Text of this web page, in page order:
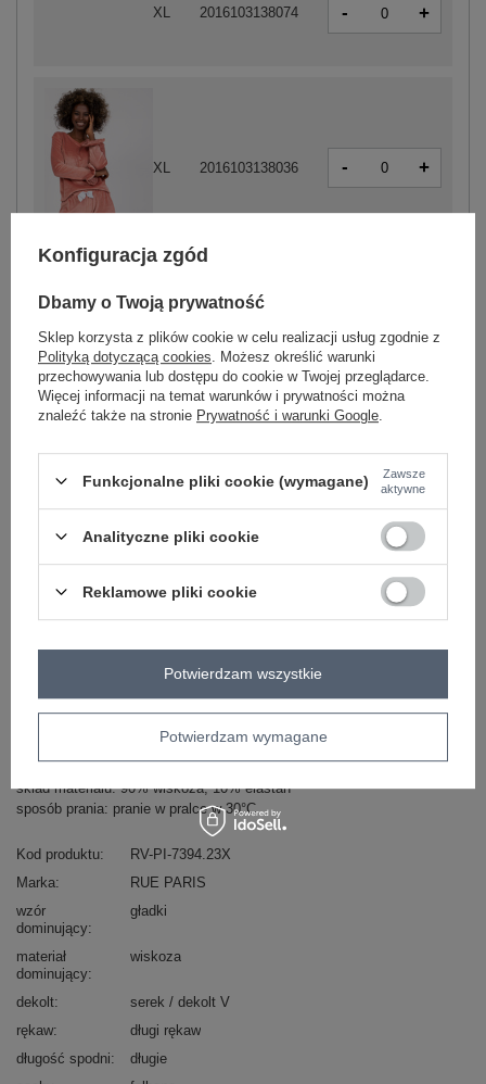
XL 2016103138074 - +
ciemny różowy
XL 2016103138036 - +
jasny różowy
XL 2016103108923 - +
ZALOGUJ SIĘ I ZOBACZ CENĘ
+48 601 547 740 Zadaj pytanie
dodatki: kokardka
skład materiału: 90% wiskoza, 10% elastan
sposób prania: pranie w pralce w 30°C
Kod produktu
RV-PI-7394.23X
Marka
RUE PARIS
wzór
dominujący
gładki
materiał
dominujący
wiskoza
dekolt
serek / dekolt V
rękaw
długi rękaw
długość spodni
długie
Konfiguracja zgód
Dbamy o Twoją prywatność
Sklep korzysta z plików cookie w celu realizacji usług zgodnie z
Polityką dotyczącą cookies . Możesz określić warunki
przechowywania lub dostępu do cookie w Twojej przeglądarce.
Więcej informacji na temat warunków i prywatności można
znaleźć także na stronie Prywatność i warunki Google
Funkcjonalne pliki cookie (wymagane)
Zawsze
aktywne
Analityczne pliki cookie
Reklamowe pliki cookie
Potwierdzam wymagane
Potwierdzam wszystkie